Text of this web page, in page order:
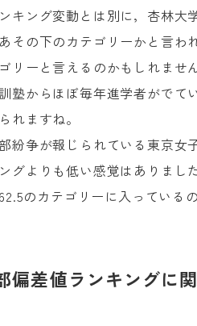
キング変動とは別に，杏林
その下のカテゴリーかと言わ
リーと言えるのかもしれません
塾からほぼ毎年進学者がでて
れますね。
紛争が報じられている東京女
グよりも低い感覚はありまし
のカテゴリーに入っている
偏差値ランキングに